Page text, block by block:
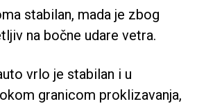
stabilan, mada je zbog
na bočne udare vetra.
vrlo je stabilan i u
granicom proklizavanja,